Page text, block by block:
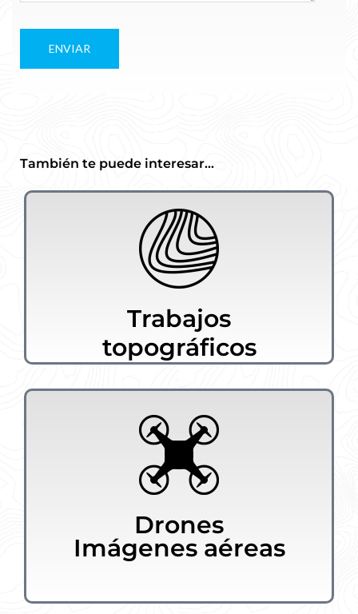
También te puede interesar...
Trabajos
topográficos
Drones
Imágenes aéreas